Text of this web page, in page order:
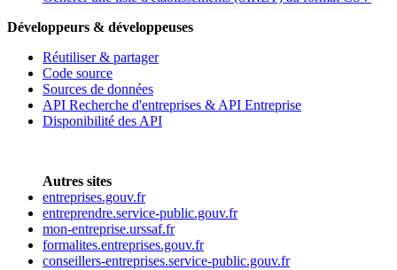
Développeurs & développeuses
Réutiliser & partager
Code source
Sources de données
API Recherche d'entreprises & API Entreprise
Disponibilité des API
Autres sites
entreprises.gouv.fr
entreprendre.service-public.gouv.fr
mon-entreprise.urssaf.fr
formalites.entreprises.gouv.fr
conseillers-entreprises.service-public.gouv.fr